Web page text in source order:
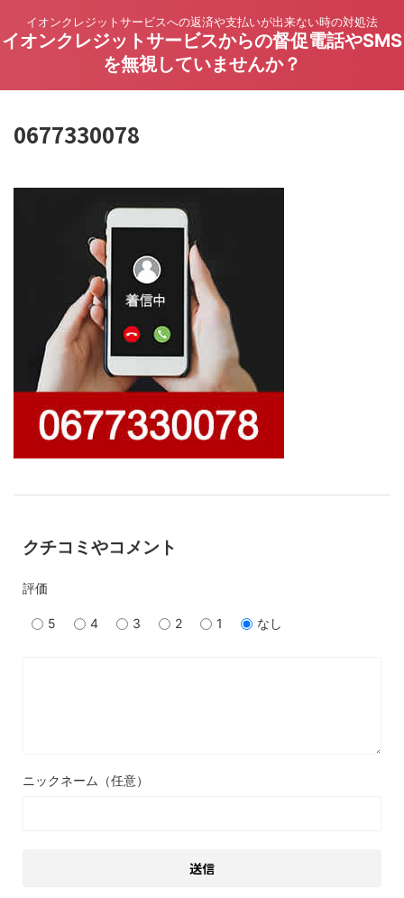
イオンクレジットサービスへの返済や支払いが出来ない時の対処法
イオンクレジットサービスからの督促電話やSMS
を無視していませんか？
0677330078
クチコミやコメント
評価
5 4 3 2 1 なし
ニックネーム（任意）